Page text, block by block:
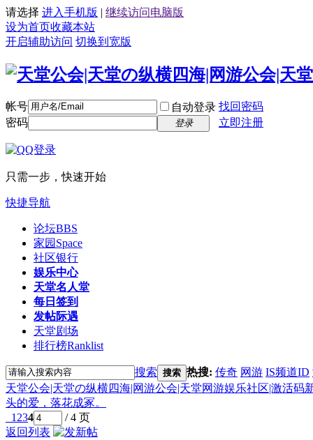
请选择 进入手机版 | 继续访问电脑版
设为首页收藏本站
开启辅助访问 切换到宽版
帐号 自动登录 找回密码
密码
登录 立即注册
只需一步，快速开始
快捷导航
论坛BBS
家园 Space
社区银行
娱乐中心
天堂名人堂
每日签到
发帖际遇
天堂剧场
排行榜Ranklist
搜索 搜索 热搜: 传奇 网游 IS频道ID
天堂公会|天堂の纵横四海|网游公会|天堂网游娱乐社区|激活码
头的爱，落花成冢。
1 234
/ 4 页
返回列表